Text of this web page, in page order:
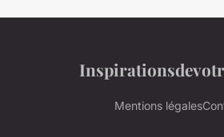
Mentions légales